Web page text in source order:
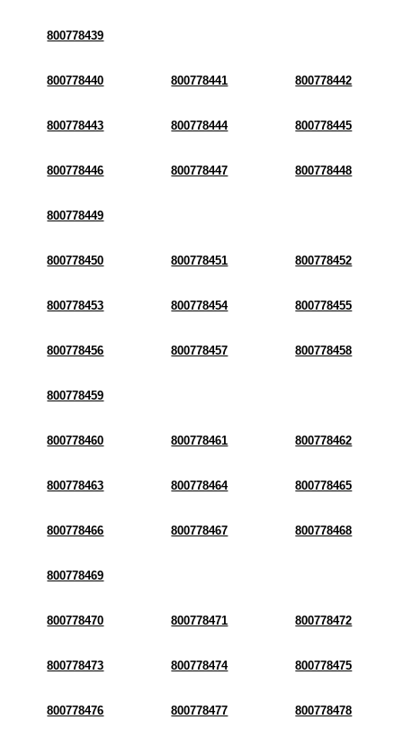
800778439
800778440 800778441 800778442
800778443 800778444 800778445
800778446 800778447 800778448
800778449
800778450 800778451 800778452
800778453 800778454 800778455
800778456 800778457 800778458
800778459
800778460 800778461 800778462
800778463 800778464 800778465
800778466 800778467 800778468
800778469
800778470 800778471 800778472
800778473 800778474 800778475
800778476 800778477 800778478